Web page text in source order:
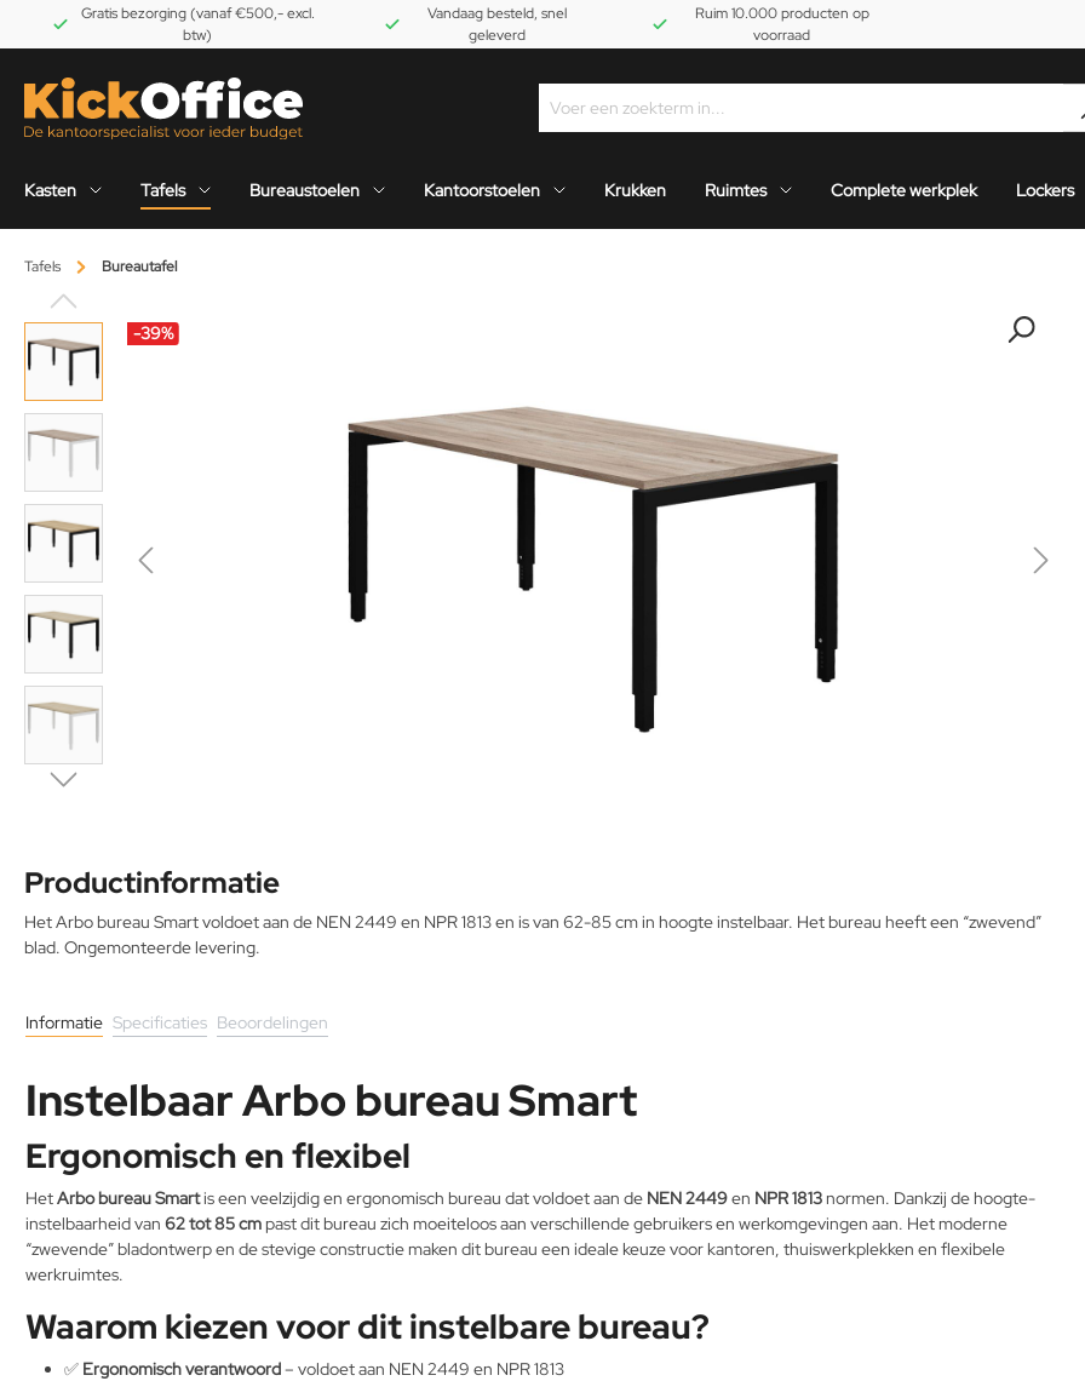
Gratis bezorging (vanaf €500,- excl.
btw)
Vandaag besteld, snel
geleverd
Ruim 10.000 producten op
voorraad
Kasten Tafels Bureaustoelen Kantoorstoelen Krukken Ruimtes Complete werkplek Lockers
Tafels Bureautafel
-39%
Productinformatie
Het Arbo bureau Smart voldoet aan de NEN 2449 en NPR 1813 en is van 62-85 cm in hoogte instelbaar. Het bureau heeft een “zwevend”
blad. Ongemonteerde levering.
Informatie Specificaties Beoordelingen
Instelbaar Arbo bureau Smart
Ergonomisch en flexibel
HetArbo bureau Smartis een veelzijdig en ergonomisch bureau dat voldoet aan de NEN 2449en NPR 1813normen. Dankzij de hoogte-
instelbaarheid van 62 tot 85 cmpast dit bureau zich moeiteloos aan verschillende gebruikers en werkomgevingen aan. Het moderne
“zwevende” bladontwerp en de stevige constructie maken dit bureau een ideale keuze voor kantoren, thuiswerkplekken en flexibele
werkruimtes.
Waarom kiezen voor dit instelbare bureau?
✅ Ergonomisch verantwoord– voldoet aan NEN 2449 en NPR 1813